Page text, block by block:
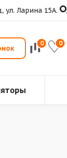
ул. Ларина 15А.
0 0